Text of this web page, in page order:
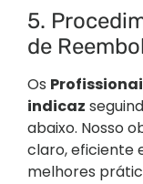
5.
de
Os
indicaz
abaixo. Nosso
claro, eficiente
melhores